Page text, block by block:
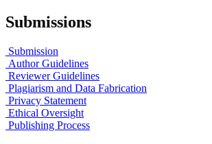
Submissions
Submission
Author Guidelines
Reviewer Guidelines
Plagiarism and Data Fabrication
Privacy Statement
Ethical Oversight
Publishing Process